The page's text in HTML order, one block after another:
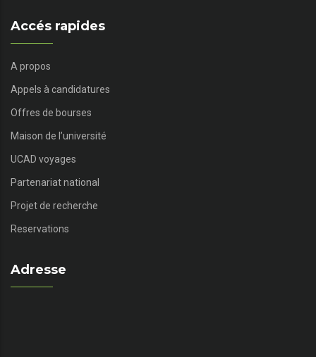
Accés rapides
A propos
Appels à candidatures
Offres de bourses
Maison de l’université
UCAD voyages
Partenariat national
Projet de recherche
Reservations
Adresse